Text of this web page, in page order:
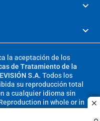
la aceptación de los
de Tratamiento de la
S.A. Todos los
su reproducción total
a cualquier idioma sin
in whole or in